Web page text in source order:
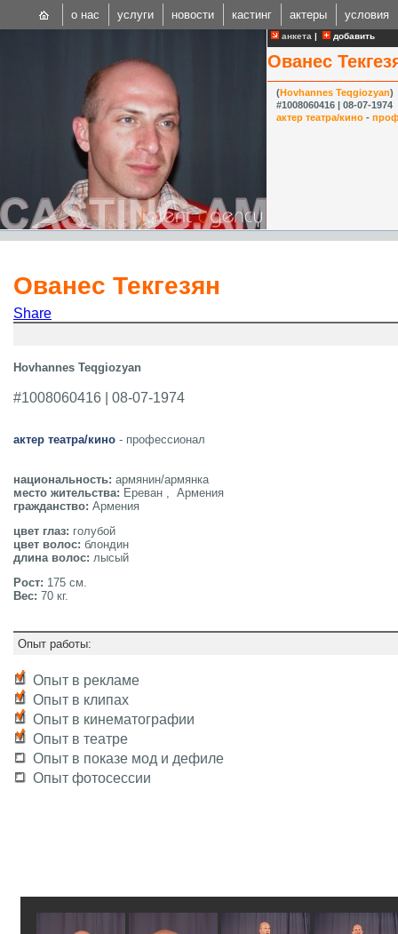
анкета | добавить
Ованес
(Hovhannes Teqgiozyan)
#1008060416 | 08-07-1974
актер театра/кино -
Ованес Текгезян
Share
Hovhannes Teqgiozyan
#1008060416 | 08-07-1974
актер театра/кино - профессионал
национальность: армянин/армянка
место жительства: Ереван , Армения
гражданство: Армения
цвет глаз: голубой
цвет волос: блондин
длина волос: лысый
Рост: 175 см.
Вес: 70 кг.
Опыт работы:
Опыт в рекламе
Опыт в клипах
Опыт в кинематографии
Опыт в театре
Опыт в показе мод и дефиле
Опыт фотосессии
о нас услуги новости кастинг актеры условия